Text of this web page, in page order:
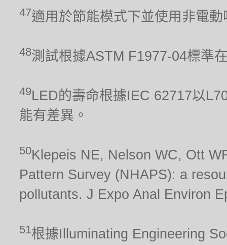
47適用於節能模式下並使用非電動
48測試根據ASTM F1977-04標準
49LED的壽命根據IEC 62717以
能有差異。
50Klepeis NE, Nelson WC, Ott
Pattern Survey (NHAPS): a
pollutants. J Expo Anal Environ
51根據Illuminating Engineering